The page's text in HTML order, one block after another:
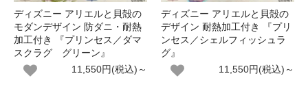
ディズニー アリエルと貝殻の
モダンデザイン 防ダニ・耐熱
加工付き 『プリンセス／ダマ
スクラグ グリーン』
11,550円(税込)～
ディズニー アリエルと貝殻の
デザイン 耐熱加工付き 『プリ
ンセス／シェルフィッシュラ
グ』
11,550円(税込)～